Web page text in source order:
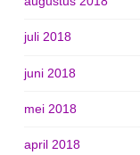
juli 2018
juni 2018
mei 2018
april 2018